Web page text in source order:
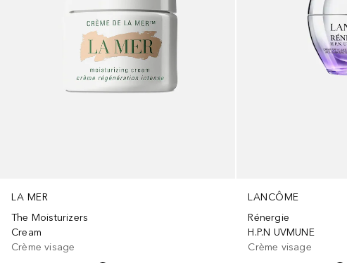
LA MER
The Moisturizers
Cream
Crème visage
LANCÔME
Rénergie
H.P.N UVMUNE
Crème visage